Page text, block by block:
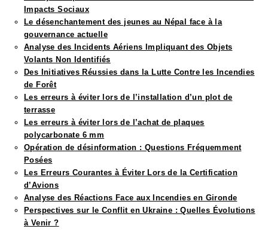
Impacts Sociaux
Le désenchantement des jeunes au Népal face à la
gouvernance actuelle
Analyse des Incidents Aériens Impliquant des Objets
Volants Non Identifiés
Des Initiatives Réussies dans la Lutte Contre les Incendies
de Forêt
Les erreurs à éviter lors de l’installation d’un plot de
terrasse
Les erreurs à éviter lors de l’achat de plaques
polycarbonate 6 mm
Opération de désinformation : Questions Fréquemment
Posées
Les Erreurs Courantes à Éviter Lors de la Certification
d’Avions
Analyse des Réactions Face aux Incendies en Gironde
Perspectives sur le Conflit en Ukraine : Quelles Évolutions
à Venir ?